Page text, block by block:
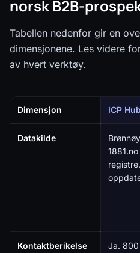
norsk B2B-
Tabellen nedenfor gir en
dimensjonene. Les videre
av hvert verktøy.
Dimensjon ICP Hub
Datakilde
Kontaktberikelse
Ja.